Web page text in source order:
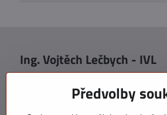
Ing. Vojtěch Lečbych - IVL
DIČ: CZ5602130809Předvolby